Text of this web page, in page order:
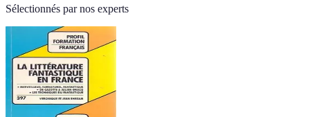
Sélectionnés par nos experts